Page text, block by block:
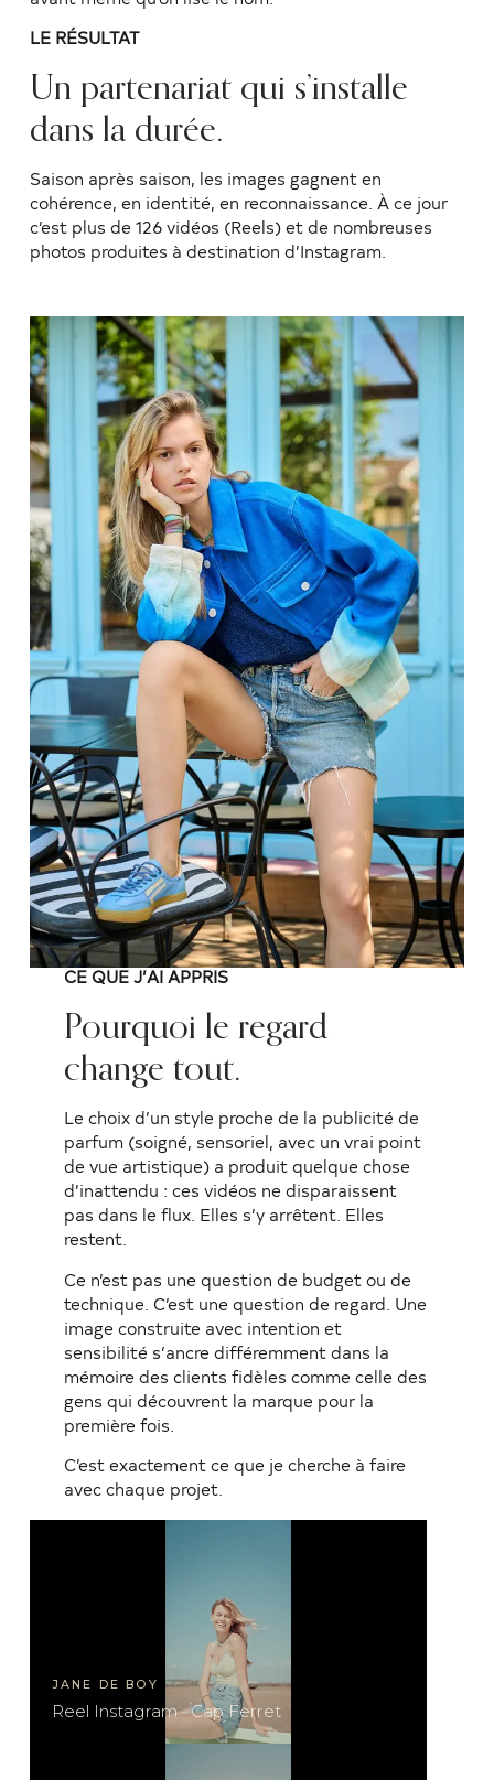
LE RÉSULTAT
Un partenariat qui s’installe
dans la durée.
Saison après saison, les images gagnent en
cohérence, en identité, en reconnaissance. À ce jour
c’est plus de 126 vidéos (Reels) et de nombreuses
photos produites à destination d’Instagram.
CE QUE J’AI APPRIS
Pourquoi le regard
change tout.
Le choix d’un style proche de la publicité de
parfum (soigné, sensoriel, avec un vrai point
de vue artistique) a produit quelque chose
d’inattendu : ces vidéos ne disparaissent
pas dans le flux. Elles s’y arrêtent. Elles
restent.
Ce n’est pas une question de budget ou de
technique. C’est une question de regard. Une
image construite avec intention et
sensibilité s’ancre différemment dans la
mémoire des clients fidèles comme celle des
gens qui découvrent la marque pour la
première fois.
C’est exactement ce que je cherche à faire
avec chaque projet.
JANE DE BOY
Reel Instagram · Cap Ferret